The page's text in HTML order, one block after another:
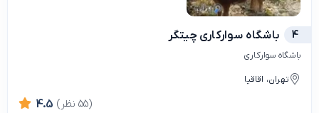
4 باشگاه سوارکاری چیتگر
باشگاه سوارکاری
تهران، اقاقیا
4.5 (55 نظر)